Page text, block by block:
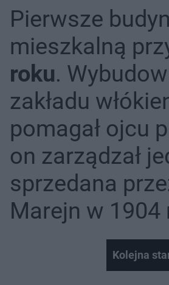
Pierwsze
mieszkalną
roku.
zakładu
pomagał ojcu
on zarządzał
sprzedana
Marejn w 1904
Kolejna